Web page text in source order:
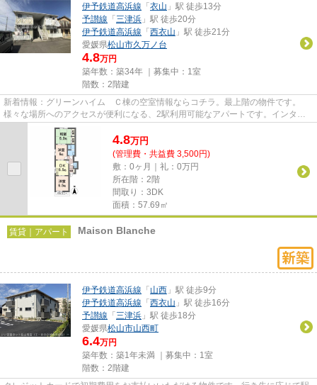
伊予鉄道高浜線 「 衣山 」駅 徒歩13分
予讃線 「 三津浜 」駅 徒歩20分
伊予鉄道高浜線 「 西衣山 」駅 徒歩21分
愛媛県松山市久万ノ台
4.8万円
築年数：築34年 ｜募集中： 1室
階数：2階建
新着情報：グリーンハイム Ｃ棟の空室情報ならコチラ。最上階の物件です。
様々な場所へのアクセスが便利になる、2駅利用可能なアパートです。インター
ネットの使用が可能な物件です。...
4.8万円
(管理費・共益費 3,500円)
敷：0ヶ月｜礼：0万円
所在階：2階
間取り：3DK
面積：57.69㎡
賃貸｜アパート Maison Blanche
伊予鉄道高浜線 「 山西 」駅 徒歩9分
伊予鉄道高浜線 「 西衣山 」駅 徒歩16分
予讃線 「 三津浜 」駅 徒歩18分
愛媛県松山市山西町
6.4万円
築年数：築1年未満 ｜募集中： 1室
階数：2階建